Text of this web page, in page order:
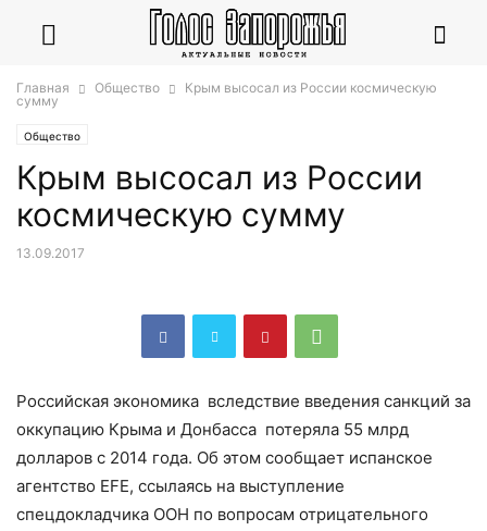
Главная Общество
Крым высосал из России космическую
сумму
Общество
Крым высосал из России
космическую сумму
13.09.2017
Российская экономика вследствие введения санкций за
оккупацию Крыма и Донбасса потеряла 55 млрд
долларов с 2014 года. Об этом сообщает испанское
агентство EFE, ссылаясь на выступление
спецдокладчика ООН по вопросам отрицательного